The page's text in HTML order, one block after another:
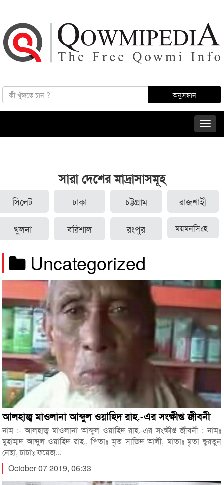
সারা দেশের মাদ্রাসাসমূহ
সিলেট ঢাকা চট্টগ্রাম রাজশাহী
খুলনা বরিশাল রংপুর ময়মনসিংহ
Uncategorized
আলহাজ্ব মাওলানা আব্দুল ওয়াহিদ রাহ.-এর সংক্ষীপ্ত জীবনী
নাম :- আলহাজ্ব মাওলানা আব্দুল ওয়াহিদ রাহ.-এর সংক্ষীপ্ত জীবনী : নামঃ
মুহাম্মদ আব্দুল ওয়াহিদ রাহ., পিতাঃ মৃত সাজিদ আলী, মাতাঃ মৃতা ছুরতুন
নেছা, চাচাঃ ফয়েজ...
October 07 2019, 06:33